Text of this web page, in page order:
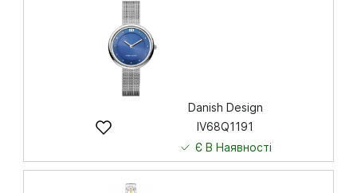
Danish Design
IV68Q1191
Є В Наявності